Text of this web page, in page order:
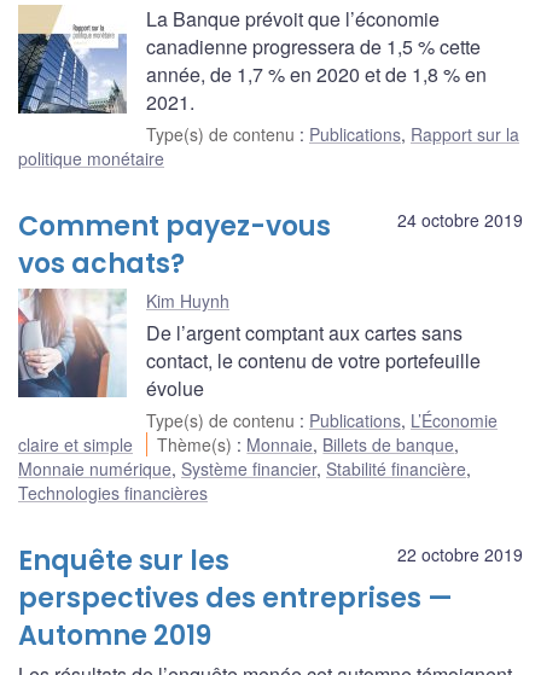
La Banque prévoit que l’économie
canadienne progressera de 1,5 % cette
année, de 1,7 % en 2020 et de 1,8 % en
2021.
Type(s) de contenu : Publications, Rapport sur la
politique monétaire
24 octobre 2019
Comment payez-vous
vos achats?
Kim Huynh
De l’argent comptant aux cartes sans
contact, le contenu de votre portefeuille
évolue
Type(s) de contenu : Publications, L’Économie
claire et simple
Thème(s) : Monnaie, Billets de banque,
Monnaie numérique, Système financier, Stabilité financière,
Technologies financières
22 octobre 2019
Enquête sur les
perspectives des entreprises —
Automne 2019